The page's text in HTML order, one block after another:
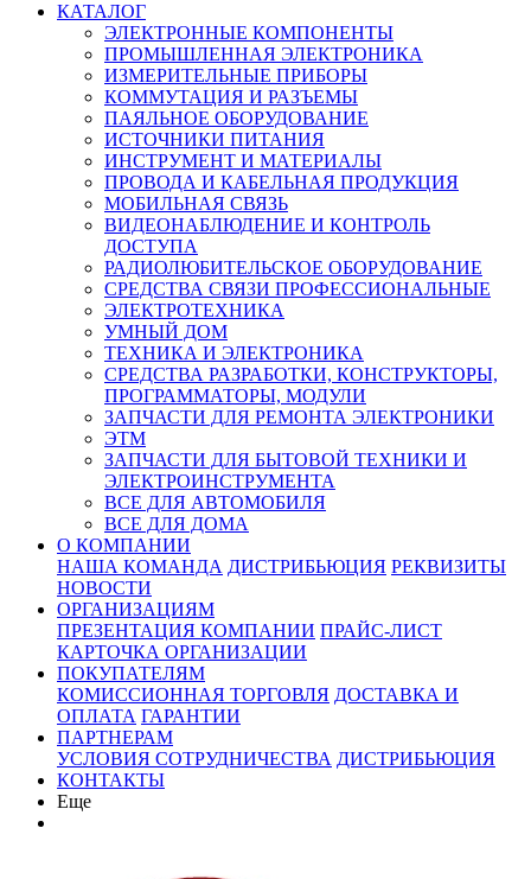
КАТАЛОГ
ЭЛЕКТРОННЫЕ КОМПОНЕНТЫ
ПРОМЫШЛЕННАЯ ЭЛЕКТРОНИКА
ИЗМЕРИТЕЛЬНЫЕ ПРИБОРЫ
КОММУТАЦИЯ И РАЗЪЕМЫ
ПАЯЛЬНОЕ ОБОРУДОВАНИЕ
ИСТОЧНИКИ ПИТАНИЯ
ИНСТРУМЕНТ И МАТЕРИАЛЫ
ПРОВОДА И КАБЕЛЬНАЯ ПРОДУКЦИЯ
МОБИЛЬНАЯ СВЯЗЬ
ВИДЕОНАБЛЮДЕНИЕ И КОНТРОЛЬ
ДОСТУПА
РАДИОЛЮБИТЕЛЬСКОЕ ОБОРУДОВАНИЕ
СРЕДСТВА СВЯЗИ ПРОФЕССИОНАЛЬНЫЕ
ЭЛЕКТРОТЕХНИКА
УМНЫЙ ДОМ
ТЕХНИКА И ЭЛЕКТРОНИКА
СРЕДСТВА РАЗРАБОТКИ, КОНСТРУКТОРЫ,
ПРОГРАММАТОРЫ, МОДУЛИ
ЗАПЧАСТИ ДЛЯ РЕМОНТА ЭЛЕКТРОНИКИ
ЭТМ
ЗАПЧАСТИ ДЛЯ БЫТОВОЙ ТЕХНИКИ И
ЭЛЕКТРОИНСТРУМЕНТА
ВСЕ ДЛЯ АВТОМОБИЛЯ
ВСЕ ДЛЯ ДОМА
О КОМПАНИИ
НАША КОМАНДА ДИСТРИБЬЮЦИЯ РЕКВИЗИТЫ
НОВОСТИ
ОРГАНИЗАЦИЯМ
ПРЕЗЕНТАЦИЯ КОМПАНИИ ПРАЙС-ЛИСТ
КАРТОЧКА ОРГАНИЗАЦИИ
ПОКУПАТЕЛЯМ
КОМИССИОННАЯ ТОРГОВЛЯ ДОСТАВКА И
ОПЛАТА ГАРАНТИИ
ПАРТНЕРАМ
УСЛОВИЯ СОТРУДНИЧЕСТВА ДИСТРИБЬЮЦИЯ
КОНТАКТЫ
Еще